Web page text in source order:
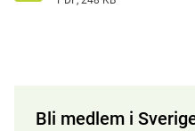
Bli medlem i